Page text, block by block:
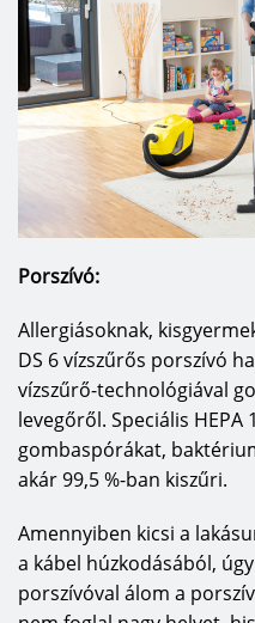
Porszívó:
Allergiásoknak,
DS 6 vízszűrős porszívó
vízszűrő-technológiával
levegőről. Speciális
gombaspórákat,
akár 99,5 %-ban kiszűri.
Amennyiben kicsi a
a kábel húzkodásából,
porszívóval álom a